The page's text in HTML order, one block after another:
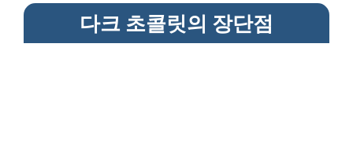
다크 초콜릿의 장단점